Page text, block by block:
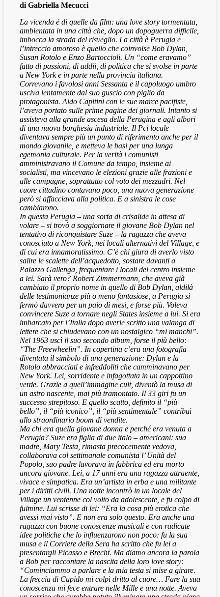
di Gabriella Mecucci
La vicenda è di quelle da film: una love story tormentata,
ambientata in una città che, dopo un dopoguerra difficile,
imbocca la strada del risveglio. La città è Perugia e
l’intreccio amoroso è quello che coinvolse Bob Dylan,
Susan Rotolo e Enzo Bartoccioli. Un “come eravamo”
fatto di passioni, di addii, di politica che si svolse in parte
a New York e in parte nella provincia italiana.
Correvano i favolosi anni Sessanta e il capoluogo umbro
usciva lentamente dal suo guscio con piglio da
protagonista. Aldo Capitini con le sue marce pacifiste,
l’aveva portato sulle prime pagine dei giornali. Intanto si
assisteva alla grande ascesa della Perugina e agli albori
di una nuova borghesia industriale. Il Pci locale
diventava sempre più un punto di riferimento anche per il
mondo giovanile, e metteva le basi per una lunga
egemonia culturale. Per la verità i comunisti
amministravano il Comune da tempo, insieme ai
socialisti, ma vincevano le elezioni grazie alle frazioni e
alle campagne, soprattutto col voto dei mezzadri. Nel
cuore cittadino contavano poco, una nuova generazione
però si affacciava alla politica. E a sinistra le cose
cambiarono.
In questa Perugia – una sorta di crisalide in attesa di
volare – si trovò a soggiornare il giovane Bob Dylan nel
tentativo di riconquistare Suze – la ragazza che aveva
conosciuto a New York, nei locali alternativi del Village, e
di cui era innamoratissimo. C’è chi giura di averlo visto
salire le scalette dell’acquedotto, sostare davanti a
Palazzo Gallenga, frequentare i locali del centro insieme
a lei. Sarà vero? Robert Zimmermann, che aveva già
cambiato il proprio nome in quello di Bob Dylan, aldilà
delle testimonianze più o meno fantasiose, a Perugia si
fermò davvero per un paio di mesi, e forse più. Voleva
convincere Suze a tornare negli States insieme a lui. Si era
imbarcato per l’Italia dopo averle scritto una valanga di
lettere che si chiudevano con un nostalgico “mi manchi”.
Nel 1963 uscì il suo secondo album, forse il più bello:
“The Freewheelin”. In copertina c’era una fotografia
diventata il simbolo di una generazione: Dylan e la
Rotolo abbracciati e infreddoliti che camminavano per
New York. Lei, sorridente e infagottata in un cappottino
verde. Grazie a quell’immagine cult, diventò la musa di
un astro nascente, mai più tramontato. Il 33 giri fu un
successo strepitoso. E quello scatto, definito il “più
bello”, il “più iconico”, il “più sentimentale” contribuì
allo straordinario boom di vendite.
Ma chi era quella giovane donna e perché era venuta a
Perugia? Suze era figlia di due italo – americani: sua
madre, Mary Testa, rimasta precocemente vedova,
collaborava col settimanale comunista l’ Unità del
Popolo, suo padre lavorava in fabbrica ed era morto
ancora giovane. Lei, a 17 anni era una ragazza attraente,
vivace e simpatica. Era un’artista in erba e una militante
per i diritti civili. Una notte incontrò in un locale del
Village un ventenne col volto da adolescente, e fu colpo di
fulmine. Lui scrisse di lei: “Era la cosa più erotica che
avessi mai visto”. E non era solo questo. Era anche una
ragazza con buone conoscenze musicali e con radicate
idee politiche che lo influenzarono non poco: fu la sua
musa e il Corriere della Sera ha scritto che fu lei a
presentargli Picasso e Brecht. Ma diamo ancora la parola
a Bob per raccontare la nascita della loro love story:
“Cominciammo a parlare e la mia testa si mise a girare.
La freccia di Cupido mi colpì dritto al cuore… Fare la sua
conoscenza mi fece entrare nelle Mille e una notte. Aveva